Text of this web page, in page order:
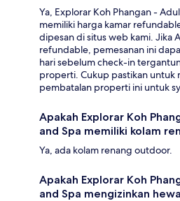
Ya, Explorar Koh Phangan -
memiliki harga kamar
dipesan di situs web kami. Jika
refundable, pemesanan ini
hari sebelum check-in
properti. Cukup pastikan untuk
pembatalan properti ini untuk
Apakah Explorar Koh
and Spa memiliki kolam
Ya, ada kolam renang outdoor.
Apakah Explorar Koh
and Spa mengizinkan